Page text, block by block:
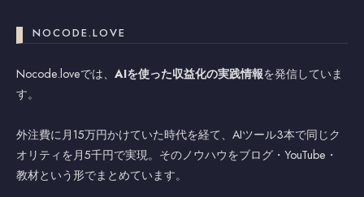
NOCODE.LOVE
Nocode.loveでは、 AIを使った収益化の実践情報を発信していま
す。
外注費に月15万円かけていた時代を経て、AIツール3本で同じク
オリティを月5千円で実現。そのノウハウをブログ・YouTube・
教材という形でまとめています。